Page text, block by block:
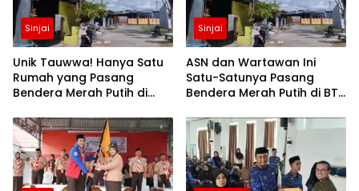
Sinjai
Unik Tauwwa! Hanya Satu
Rumah yang Pasang
Bendera Merah Putih di
Sinjai
Sinjai
ASN dan Wartawan Ini
Satu-Satunya Pasang
Bendera Merah Putih di BTN